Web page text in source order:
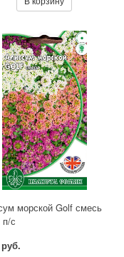
морской Golf смесь
п/с